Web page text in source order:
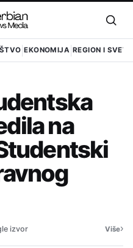
EKONOMIJA REGION I SVET
na
izvor Više›